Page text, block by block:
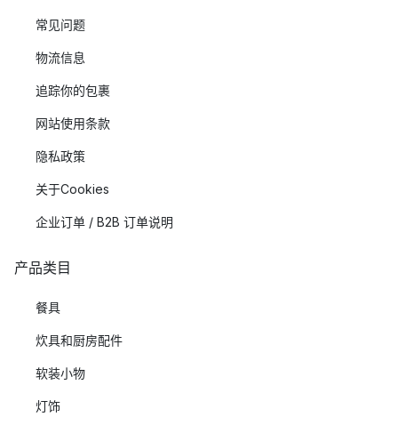
常见问题
物流信息
追踪你的包裹
网站使用条款
隐私政策
关于Cookies
企业订单 / B2B 订单说明
产品类目
餐具
炊具和厨房配件
软装小物
灯饰